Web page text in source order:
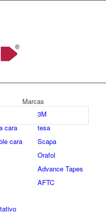
cara
cara
Marcas
3M
tesa
Scapa
Orafol
Advance Tapes
AFTC